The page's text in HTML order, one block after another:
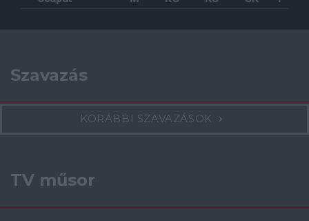
Szavazás
KORÁBBI SZAVAZÁSOK
TV műsor